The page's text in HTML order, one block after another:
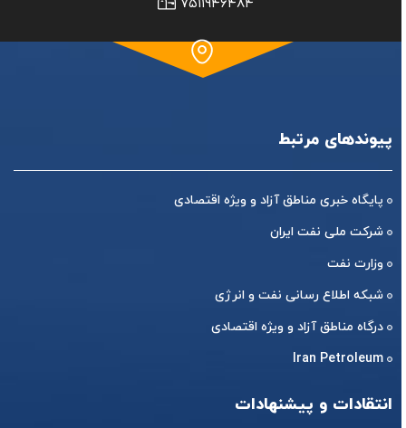
۷۵۱۱۹۴۶۴۸۴
پیوندهای مرتبط
پایگاه خبری مناطق آزاد و ویژه اقتصادی
شرکت ملی نفت ایران
وزارت نفت
شبکه اطلاع رسانی نفت و انرژی
درگاه مناطق آزاد و ویژه اقتصادی
Iran Petroleum
انتقادات و پیشنهادات